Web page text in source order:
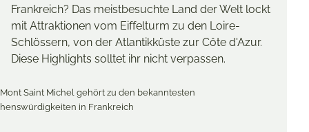
Frankreich? Das meistbesuchte Land der Welt lockt
mit Attraktionen vom Eiffelturm zu den Loire-
Schlössern, von der Atlantikküste zur Côte d'Azur.
Diese Highlights solltet ihr nicht verpassen.